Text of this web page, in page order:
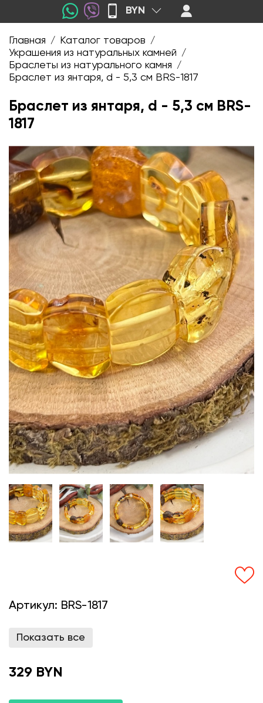
BYN
Главная / Каталог товаров /
Украшения из натуральных камней /
Браслеты из натурального камня /
Браслет из янтаря, d - 5,3 см BRS-1817
Браслет из янтаря, d - 5,3 см BRS-
1817
Артикул: BRS-1817
Показать все
329 BYN